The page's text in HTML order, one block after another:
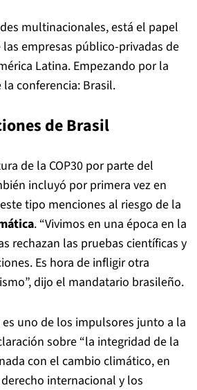
multinacionales, está el papel
empresas público-privadas de
Latina. Empezando por la
conferencia: Brasil.
de Brasil
de la COP30 por parte del
incluyó por primera vez en
tipo menciones al riesgo de la
. “Vivimos en una época en la
rechazan las pruebas científicas y
Es hora de infligir otra
dijo el mandatario brasileño.
uno de los impulsores junto a la
sobre “la integridad de la
con el cambio climático, en
internacional y los